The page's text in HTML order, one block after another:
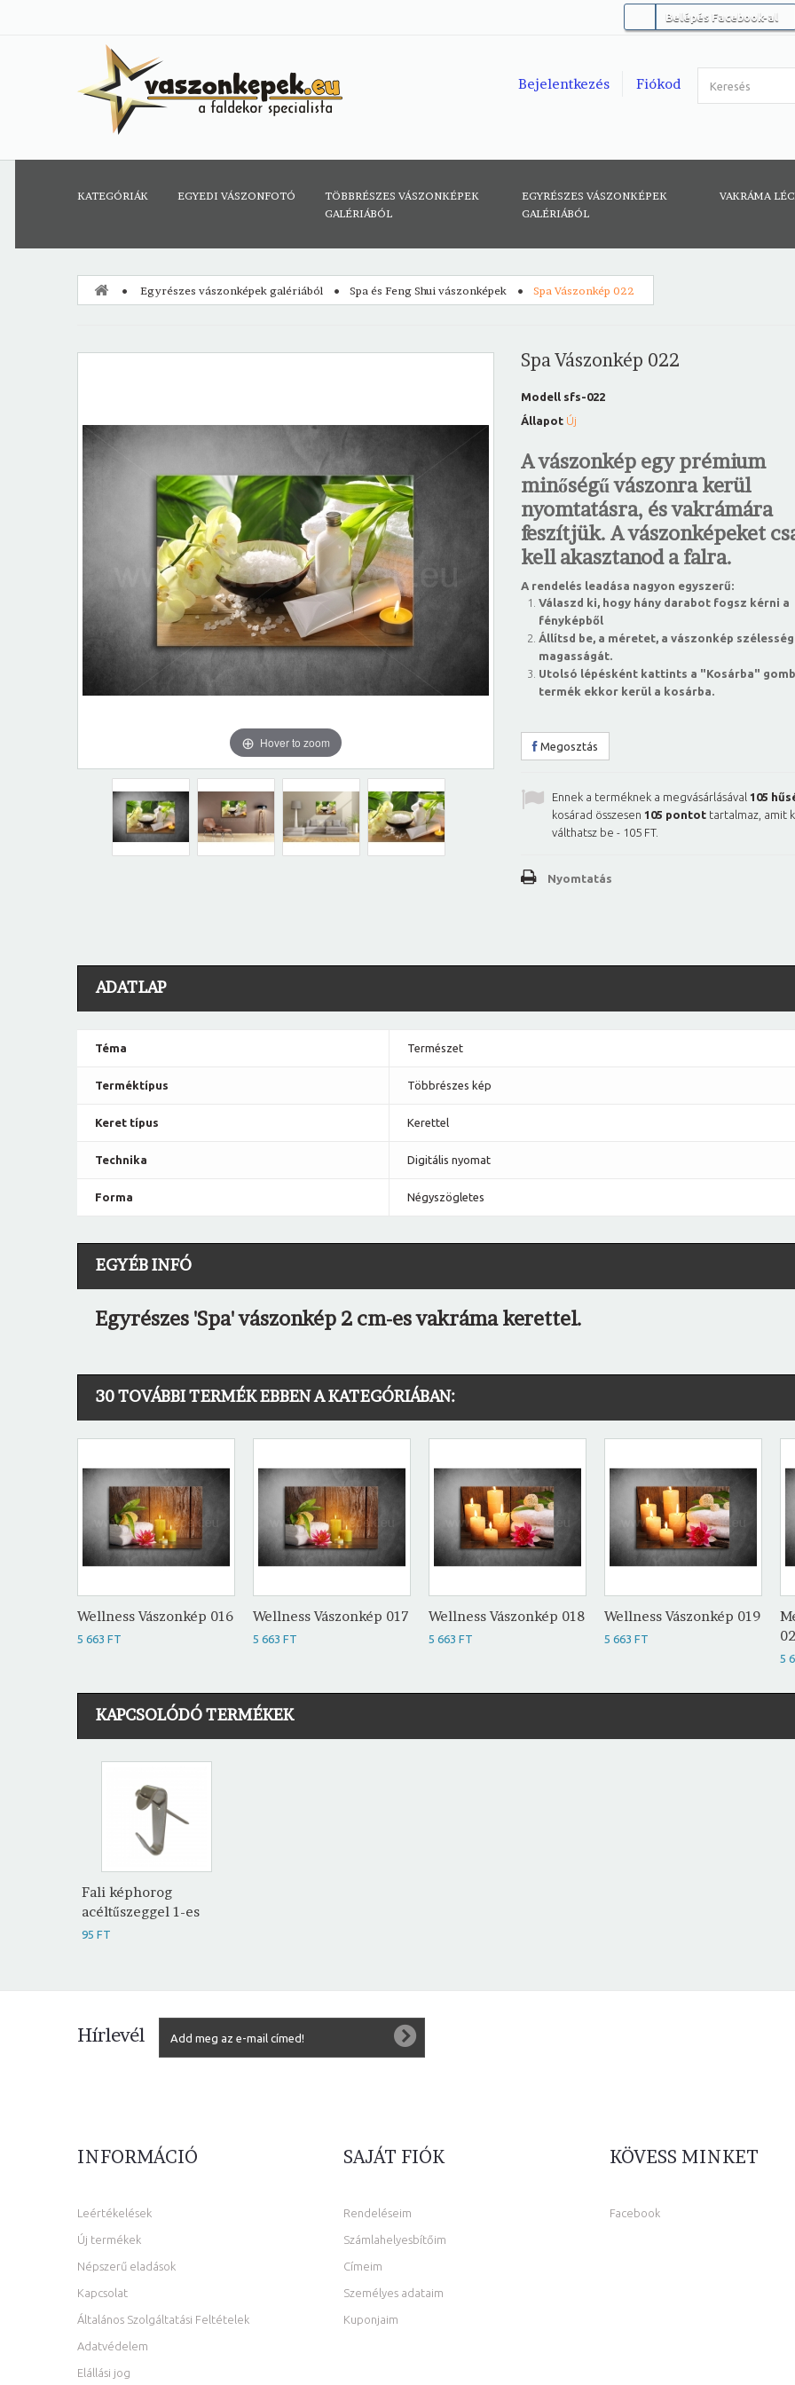
Belépés Facebook-al
Fiókod
Bejelentkezés
KATEGÓRIÁK EGYEDI VÁSZONFOTÓ
TÖBBRÉSZES VÁSZONKÉPEK
GALÉRIÁBÓL
EGYRÉSZES VÁSZONKÉPEK
GALÉRIÁBÓL
VAKRÁMA
Egyrészes vászonképek galériából Spa és Feng Shui vászonképek Spa Vászonkép 022
Hover to zoom
Spa Vászonkép 022
Modell sfs-022
Állapot Új
A vászonkép egy prémium
minőségű vászonra kerül
nyomtatásra, és vakrámára
feszítjük. A vászonképeket
kell akasztanod a falra.
A rendelés leadása nagyon egyszerű:
Válaszd ki, hogy hány darabot fogsz kérni a
fényképből
Állítsd be, a méretet, a vászonkép
magasságát.
Utolsó lépésként kattints a "Kosárba"
termék ekkor kerül a kosárba.
Megosztás
Ennek a terméknek a megvásárlásával 105
kosárad összesen 105 pontot tartalmaz, amit
válthatsz be - 105 FT.
Nyomtatás
ADATLAP
Téma Természet
Terméktípus Többrészes kép
Keret típus Kerettel
Technika Digitális nyomat
Forma Négyszögletes
EGYÉB INFÓ
Egyrészes 'Spa' vászonkép 2 cm-es vakráma kerettel.
30 TOVÁBBI TERMÉK EBBEN A KATEGÓRIÁBAN:
Wellness Vászonkép 016
5 663 FT
Wellness Vászonkép 017
5 663 FT
Wellness Vászonkép 018
5 663 FT
Wellness Vászonkép 019
5 663 FT
5
KAPCSOLÓDÓ TERMÉKEK
Fali képhorog
acéltűszeggel 1-es
95 FT
Hírlevél
INFORMÁCIÓ
Leértékelések
Új termékek
Népszerű eladások
Kapcsolat
Általános Szolgáltatási Feltételek
Adatvédelem
Elállási jog
SAJÁT FIÓK
Rendeléseim
Számlahelyesbítőim
Címeim
Személyes adataim
Kuponjaim
KÖVESS MINKET
Facebook